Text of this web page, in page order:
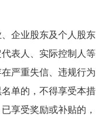
企业股东及个人股东
表人、实际控制人等
严重失信、违规行为
单的，不得享受本措
享受奖励或补贴的，